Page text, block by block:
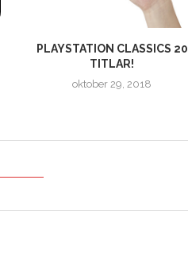
PLAYSTATION CLASSICS 20
TITLAR!
oktober 29, 2018